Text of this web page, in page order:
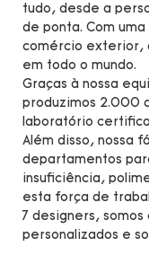
tudo, desde a
de ponta. Com
comércio exterior,
em todo o mundo.
Graças à nossa
produzimos 2.000
laboratório
Além disso, nossa
departamentos
insuficiência,
esta força de
7 designers,
personalizados e